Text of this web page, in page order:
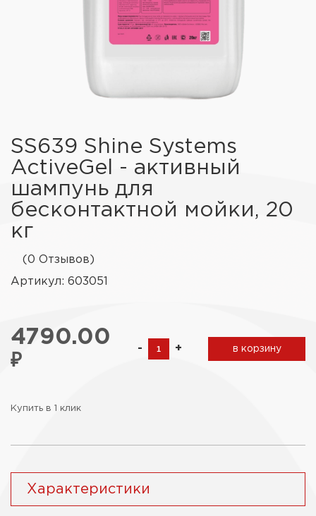
SS639 Shine Systems
ActiveGel - активный
шампунь для
бесконтактной мойки, 20
кг
(0 Отзывов)
Артикул: 603051
4790.00
₽
- + в корзину
Купить в 1 клик
Характеристики